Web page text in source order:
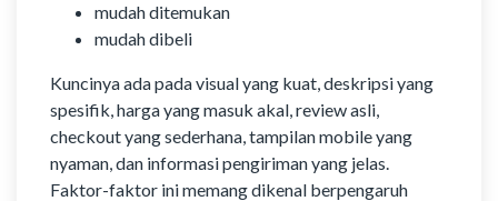
mudah ditemukan
mudah dibeli
Kuncinya ada pada visual yang kuat, deskripsi yang
spesifik, harga yang masuk akal, review asli,
checkout yang sederhana, tampilan mobile yang
nyaman, dan informasi pengiriman yang jelas.
Faktor-faktor ini memang dikenal berpengaruh